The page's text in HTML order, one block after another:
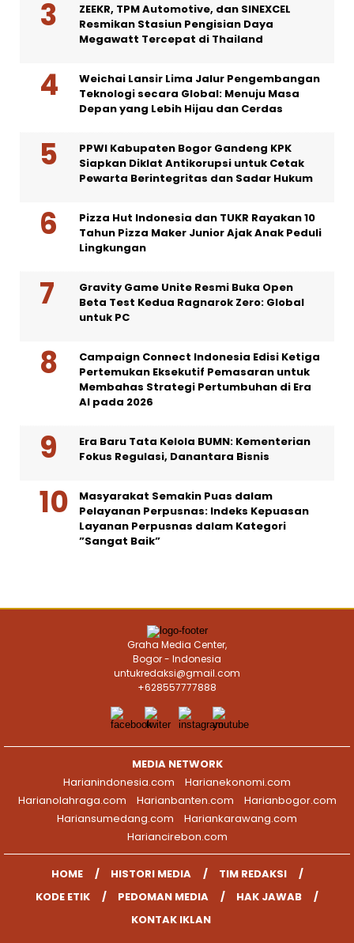
ZEEKR, TPM Automotive, dan SINEXCEL
Resmikan Stasiun Pengisian Daya
Megawatt Tercepat di Thailand
Weichai Lansir Lima Jalur Pengembangan
Teknologi secara Global: Menuju Masa
Depan yang Lebih Hijau dan Cerdas
PPWI Kabupaten Bogor Gandeng KPK
Siapkan Diklat Antikorupsi untuk Cetak
Pewarta Berintegritas dan Sadar Hukum
Pizza Hut Indonesia dan TUKR Rayakan 10
Tahun Pizza Maker Junior Ajak Anak Peduli
Lingkungan
Gravity Game Unite Resmi Buka Open
Beta Test Kedua Ragnarok Zero: Global
untuk PC
Campaign Connect Indonesia Edisi Ketiga
Pertemukan Eksekutif Pemasaran untuk
Membahas Strategi Pertumbuhan di Era
AI pada 2026
Era Baru Tata Kelola BUMN: Kementerian
Fokus Regulasi, Danantara Bisnis
Masyarakat Semakin Puas dalam
Pelayanan Perpusnas: Indeks Kepuasan
Layanan Perpusnas dalam Kategori
”Sangat Baik”
Graha Media Center,
Bogor - Indonesia
untukredaksi@gmail.com
+628557777888
MEDIA NETWORK
Harianindonesia.com
Harianekonomi.com
Harianolahraga.com
Harianbanten.com
Harianbogor.com
Hariansumedang.com
Hariankarawang.com
Hariancirebon.com
HOME HISTORI MEDIA
TIM REDAKSI
KODE ETIK
PEDOMAN MEDIA
HAK JAWAB
KONTAK IKLAN